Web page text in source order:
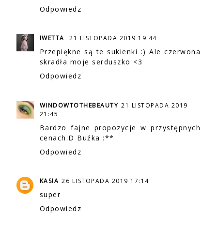
Odpowiedz
IWETTA 21 LISTOPADA 2019 19:44
Przepiękne są te sukienki :) Ale czerwona
skradła moje serduszko <3
Odpowiedz
WINDOWTOTHEBEAUTY 21 LISTOPADA 2019
21:45
Bardzo fajne propozycje w przystępnych
cenach:D Buźka :**
Odpowiedz
KASIA 26 LISTOPADA 2019 17:14
super
Odpowiedz